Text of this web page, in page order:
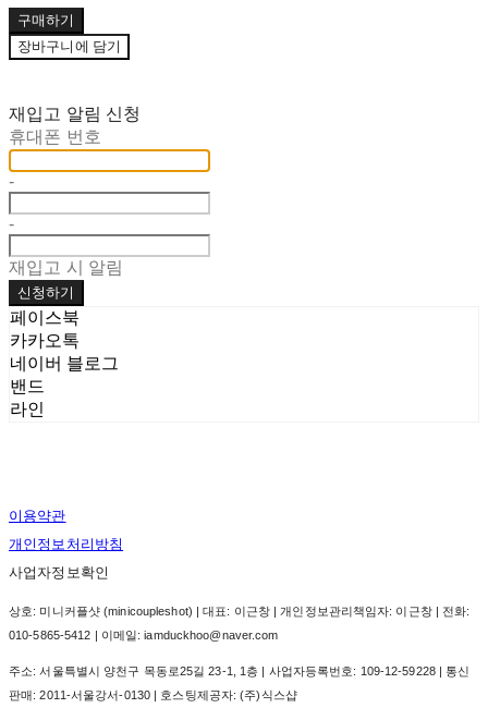
구매하기
장바구니에 담기
재입고 알림 신청
휴대폰 번호
-
-
재입고 시 알림
신청하기
페이스북
카카오톡
네이버 블로그
밴드
라인
이용약관
개인정보처리방침
사업자정보확인
상호: 미니커플샷 (minicoupleshot) | 대표: 이근창 | 개인정보관리책임자: 이근창 | 전화:
010-5865-5412 | 이메일: iamduckhoo@naver.com
주소: 서울특별시 양천구 목동로25길 23-1, 1층 | 사업자등록번호: 109-12-59228| 통신
판매:2011-서울강서-0130 | 호스팅제공자: (주)식스샵